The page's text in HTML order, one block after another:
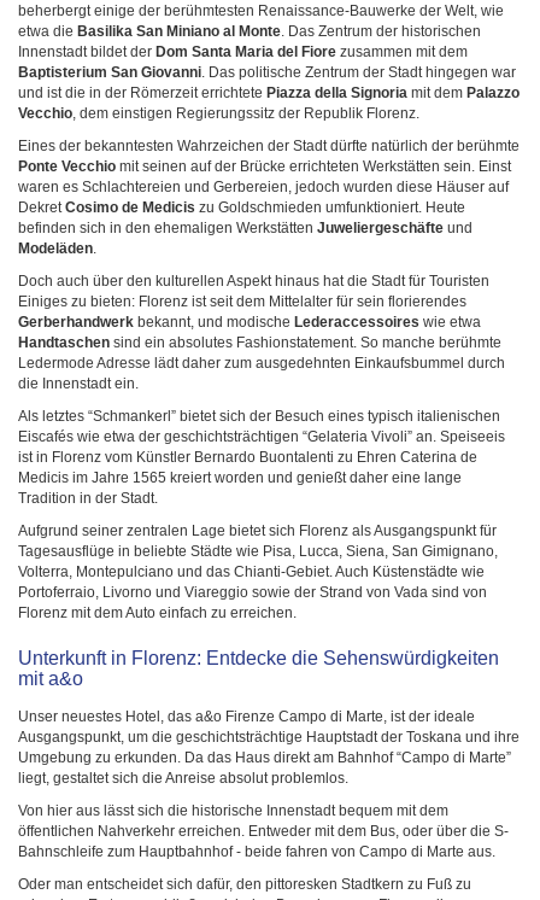
beherbergt einige der berühmtesten Renaissance-Bauwerke der Welt, wie
etwa die Basilika San Miniano al Monte. Das Zentrum der historischen
Innenstadt bildet der Dom Santa Maria del Fiore zusammen mit dem
Baptisterium San Giovanni. Das politische Zentrum der Stadt hingegen war
und ist die in der Römerzeit errichtete Piazza della Signoria mit dem Palazzo
Vecchio, dem einstigen Regierungssitz der Republik Florenz.
Eines der bekanntesten Wahrzeichen der Stadt dürfte natürlich der berühmte
Ponte Vecchio mit seinen auf der Brücke errichteten Werkstätten sein. Einst
waren es Schlachtereien und Gerbereien, jedoch wurden diese Häuser auf
DekretCosimo de Medicis zu Goldschmieden umfunktioniert. Heute
befinden sich in den ehemaligen Werkstätten Juweliergeschäfte und
Modeläden.
Doch auch über den kulturellen Aspekt hinaus hat die Stadt für Touristen
Einiges zu bieten: Florenz ist seit dem Mittelalter für sein florierendes
Gerberhandwerk bekannt, und modische Lederaccessoires wie etwa
Handtaschen sind ein absolutes Fashionstatement. So manche berühmte
Ledermode Adresse lädt daher zum ausgedehnten Einkaufsbummel durch
die Innenstadt ein.
Als letztes “Schmankerl” bietet sich der Besuch eines typisch italienischen
Eiscafés wie etwa der geschichtsträchtigen “Gelateria Vivoli” an. Speiseeis
ist in Florenz vom Künstler Bernardo Buontalenti zu Ehren Caterina de
Medicis im Jahre 1565 kreiert worden und genießt daher eine lange
Tradition in der Stadt.
Aufgrund seiner zentralen Lage bietet sich Florenz als Ausgangspunkt für
Tagesausflüge in beliebte Städte wie Pisa, Lucca, Siena, San Gimignano,
Volterra, Montepulciano und das Chianti-Gebiet. Auch Küstenstädte wie
Portoferraio, Livorno und Viareggio sowie der Strand von Vada sind von
Florenz mit dem Auto einfach zu erreichen.
Unterkunft in Florenz: Entdecke die Sehenswürdigkeiten
mit a&o
Unser neuestes Hotel, das a&o Firenze Campo di Marte, ist der ideale
Ausgangspunkt, um die geschichtsträchtige Hauptstadt der Toskana und ihre
Umgebung zu erkunden. Da das Haus direkt am Bahnhof “Campo di Marte”
liegt, gestaltet sich die Anreise absolut problemlos.
Von hier aus lässt sich die historische Innenstadt bequem mit dem
öffentlichen Nahverkehr erreichen. Entweder mit dem Bus, oder über die S-
Bahnschleife zum Hauptbahnhof - beide fahren von Campo di Marte aus.
Oder man entscheidet sich dafür, den pittoresken Stadtkern zu Fuß zu